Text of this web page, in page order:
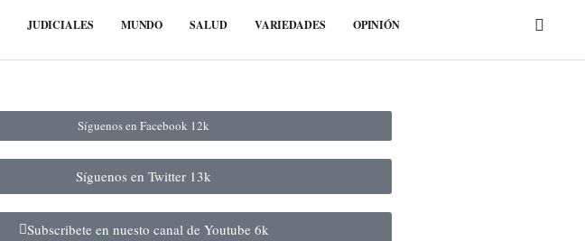
JUDICIALES MUNDO SALUD VARIEDADES OPINIÓN
Síguenos en Facebook 12k
Síguenos en Twitter 13k
Subscribete en nuesto canal de Youtube 6k